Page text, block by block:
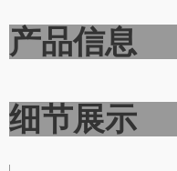
产品信息
细节展